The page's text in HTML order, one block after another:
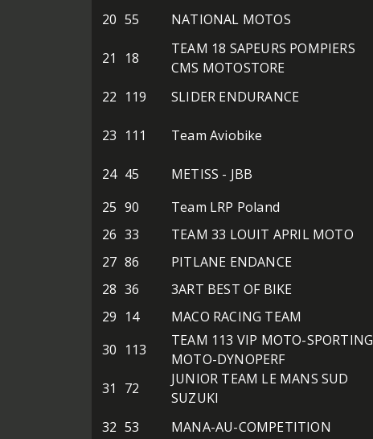
20 55 NATIONAL MOTOS
21 18
TEAM 18 SAPEURS POMPIERS
CMS MOTOSTORE
22 119 SLIDER ENDURANCE
23 111 Team Aviobike
24 45 METISS - JBB
25 90 Team LRP Poland
26 33 TEAM 33 LOUIT APRIL MOTO
27 86 PITLANE ENDANCE
28 36 3ART BEST OF BIKE
29 14 MACO RACING TEAM
30 113
TEAM 113 VIP MOTO-SPORTING
MOTO-DYNOPERF
31 72
JUNIOR TEAM LE MANS SUD
SUZUKI
32 53 MANA-AU-COMPETITION